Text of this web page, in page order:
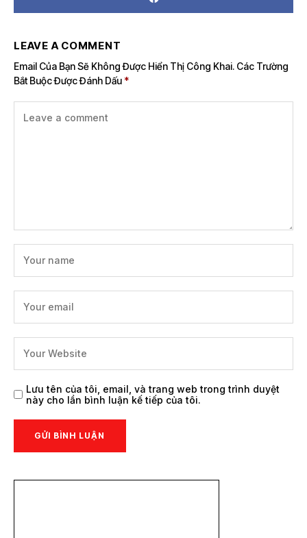
LEAVE A COMMENT
Email Của Bạn Sẽ Không Được Hiển Thị Công Khai. Các Trường
Bắt Buộc Được Đánh Dấu *
Lưu tên của tôi, email, và trang web trong trình duyệt
này cho lần bình luận kế tiếp của tôi.